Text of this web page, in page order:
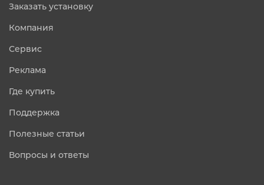
Заказать установку
Компания
Сервис
Реклама
Где купить
Поддержка
Полезные статьи
Вопросы и ответы